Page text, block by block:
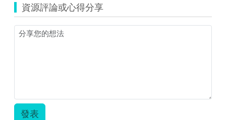
瞻
基
礎
建
資源評論或心得分享
發表